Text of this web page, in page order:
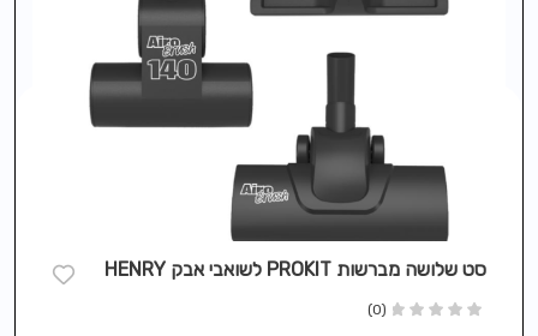
סט שלושה מברשות PROKIT לשואבי אבק HENRY
(0)